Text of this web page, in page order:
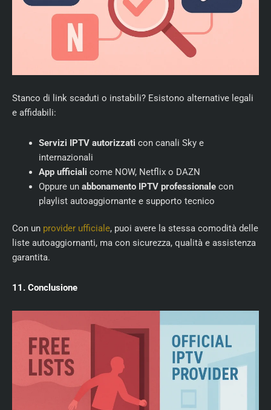
Stanco di link scaduti o instabili? Esistono alternative legali
e affidabili:
Servizi IPTV autorizzati con canali Sky e
internazionali
App ufficiali come NOW, Netflix o DAZN
Oppure un abbonamento IPTV professionalecon
playlist autoaggiornante e supporto tecnico
Con un provider ufficiale, puoi avere la stessa comodità delle
liste autoaggiornanti, ma con sicurezza, qualità e assistenza
garantita.
11. Conclusione